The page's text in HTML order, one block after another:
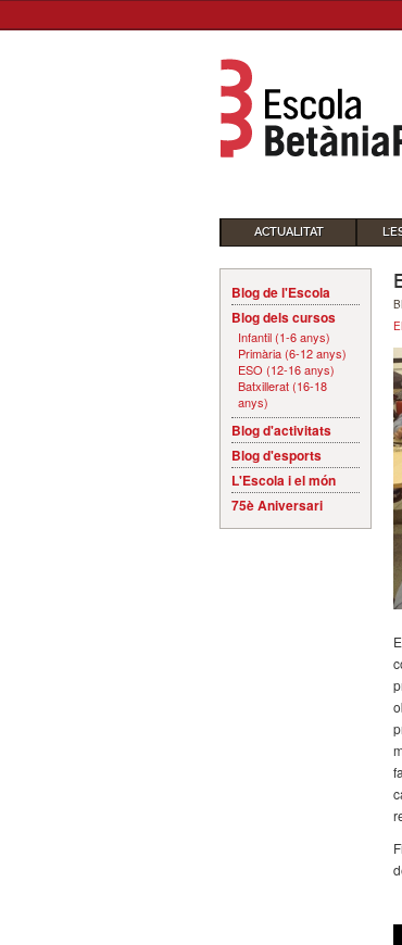
ACTUALITAT
Blog de l'Escola
Blog dels cursos
Infantil (1-6 anys)
Primària (6-12 anys)
ESO (12-16 anys)
Batxillerat (16-18
anys)
Blog d'activitats
Blog d'esports
L'Escola i el món
75è Aniversari